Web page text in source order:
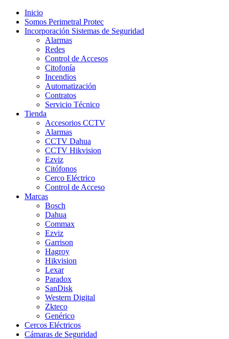
Inicio
Somos Perimetral Protec
Incorporación Sistemas de Seguridad
Alarmas
Redes
Control de Accesos
Citofonía
Incendios
Automatización
Contratos
Servicio Técnico
Tienda
Accesorios CCTV
Alarmas
CCTV Dahua
CCTV Hikvision
Ezviz
Citófonos
Cerco Eléctrico
Control de Acceso
Marcas
Bosch
Dahua
Commax
Ezviz
Garrison
Hagroy
Hikvision
Lexar
Paradox
SanDisk
Western Digital
Zkteco
Genérico
Cercos Eléctricos
Cámaras de Seguridad